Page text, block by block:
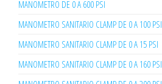
MANOMETRO DE 0 A 600 PSI
MANOMETRO SANITARIO CLAMP DE 0 A 100 PSI
MANOMETRO SANITARIO CLAMP DE 0 A 15 PSI
MANOMETRO SANITARIO CLAMP DE 0 A 160 PSI